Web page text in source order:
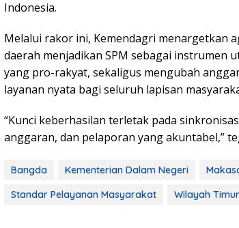
Indonesia.
Melalui rakor ini, Kemendagri menargetkan
daerah menjadikan SPM sebagai instrumen
yang pro-rakyat, sekaligus mengubah
layanan nyata bagi seluruh lapisan
“Kunci keberhasilan terletak pada
anggaran, dan pelaporan yang akuntabel,”
Bangda Kementerian Dalam Negeri
Standar Pelayanan Masyarakat
Wilayah Timur